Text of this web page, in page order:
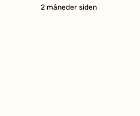
2 måneder siden